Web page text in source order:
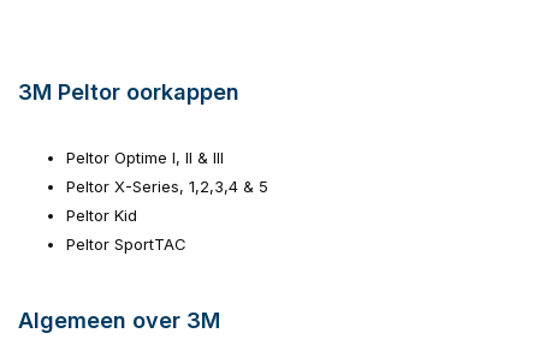
3M Peltor oorkappen
Peltor Optime I, II & III
Peltor X-Series, 1,2,3,4 & 5
Peltor Kid
Peltor SportTAC
Algemeen over 3M